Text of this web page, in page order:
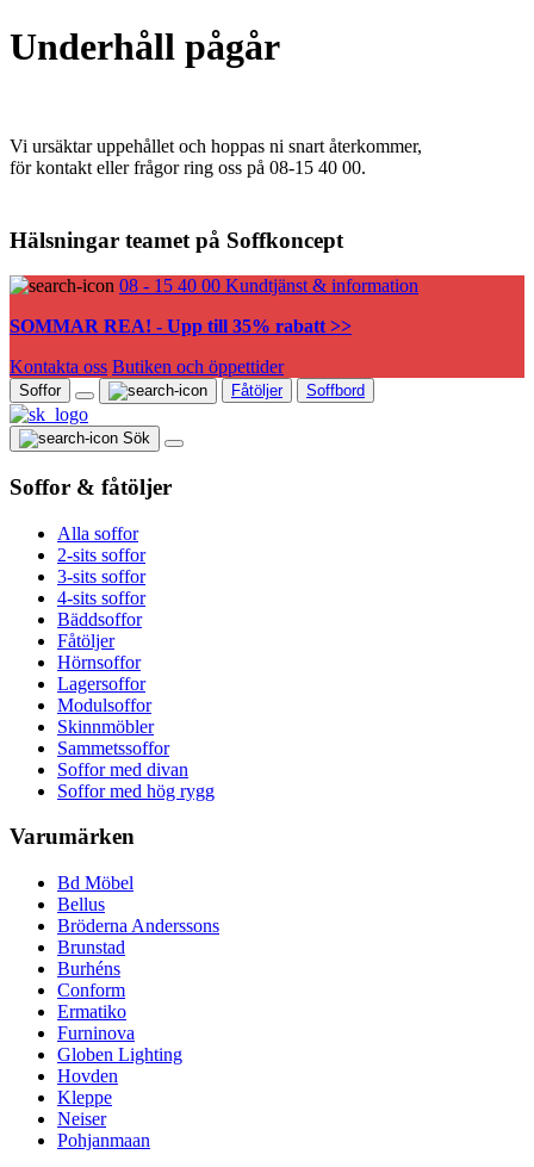
Underhåll pågår
Vi ursäktar uppehållet och hoppas ni snart återkommer,
för kontakt eller frågor ring oss på 08-15 40 00.
Hälsningar teamet på Soffkoncept
08 - 15 40 00 Kundtjänst & information
SOMMAR REA! - Upp till 35% rabatt >>
Kontakta oss Butiken och öppettider
Soffor Fåtöljer Soffbord
Sök
Soffor & fåtöljer
Alla soffor
2-sits soffor
3-sits soffor
4-sits soffor
Bäddsoffor
Fåtöljer
Hörnsoffor
Lagersoffor
Modulsoffor
Skinnmöbler
Sammetssoffor
Soffor med divan
Soffor med hög rygg
Varumärken
Bd Möbel
Bellus
Bröderna Anderssons
Brunstad
Burhéns
Conform
Ermatiko
Furninova
Globen Lighting
Hovden
Kleppe
Neiser
Pohjanmaan